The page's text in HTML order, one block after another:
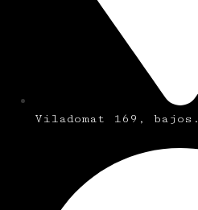
Viladomat 169, bajos.